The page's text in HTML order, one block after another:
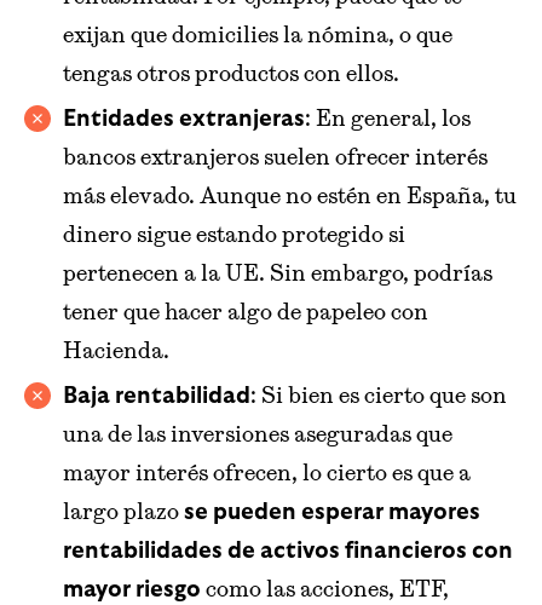
exijan que domicilies la nómina, o que
tengas otros productos con ellos.
Entidades extranjeras: En general, los
bancos extranjeros suelen ofrecer interés
más elevado. Aunque no estén en España, tu
dinero sigue estando protegido si
pertenecen a la UE. Sin embargo, podrías
tener que hacer algo de papeleo con
Hacienda.
Baja rentabilidad : Si bien es cierto que son
una de las inversiones aseguradas que
mayor interés ofrecen, lo cierto es que a
largo plazo se pueden esperar mayores
rentabilidades de activos financieros con
mayor riesgo como las acciones, ETF,